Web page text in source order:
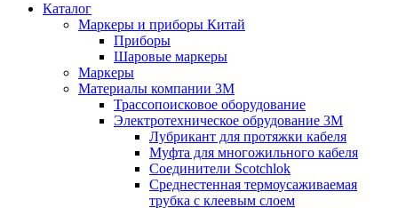
Каталог
Маркеры и приборы Китай
Приборы
Шаровые маркеры
Маркеры
Материалы компании 3М
Трассопоисковое оборудование
Электротехническое обрудование 3М
Лубрикант для протяжки кабеля
Муфта для многожильного кабеля
Соединители Scotchlok
Среднестенная термоусаживаемая
трубка с клеевым слоем